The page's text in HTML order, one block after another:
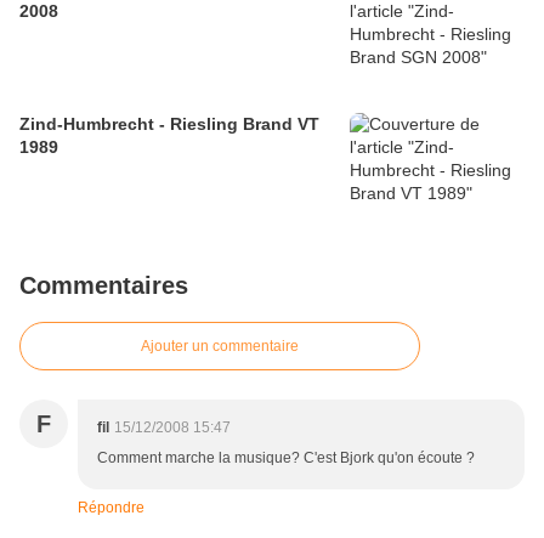
2008
Zind-Humbrecht - Riesling Brand VT
1989
Commentaires
Ajouter un commentaire
F fil 15/12/2008 15:47
Comment marche la musique? C'est Bjork qu'on écoute ?
Répondre